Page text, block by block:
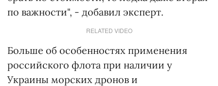
по важности", - добавил эксперт.
RELATED VIDEO
Больше об особенностях применения
российского флота при наличии у
Украины морских дронов и